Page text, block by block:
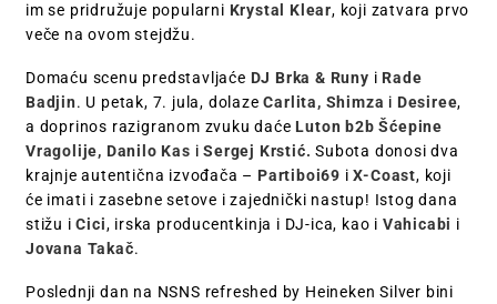
im se pridružuje popularni Krystal Klear, koji zatvara prvo
veče na ovom stejdžu.
Domaću scenu predstavljaće DJ Brka & Runy i Rade
Badjin. U petak, 7. jula, dolazeCarlita, Shimza i Desiree,
a doprinos razigranom zvuku daće Luton b2b Šćepine
Vragolije, Danilo Kas iSergej Krstić.Subota donosi dva
krajnje autentična izvođača – Partiboi69 iX-Coast, koji
će imati i zasebne setove i zajednički nastup! Istog dana
stižu iCici, irska producentkinja i DJ-ica, kao i Vahicabi i
Jovana Takač.
Poslednji dan na NSNS refreshed by Heineken Silver bini